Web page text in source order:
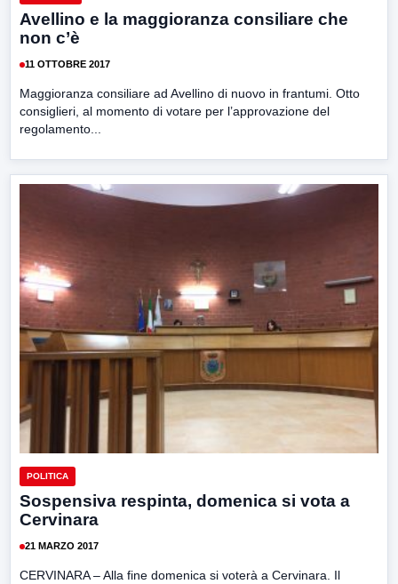
Avellino e la maggioranza consiliare che
non c’è
11 OTTOBRE 2017
Maggioranza consiliare ad Avellino di nuovo in frantumi. Otto
consiglieri, al momento di votare per l’approvazione del
regolamento...
POLITICA
Sospensiva respinta, domenica si vota a
Cervinara
21 MARZO 2017
CERVINARA – Alla fine domenica si voterà a Cervinara. Il